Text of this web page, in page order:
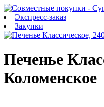
Экспресс-заказ
Закупки
Печенье
Коломенское